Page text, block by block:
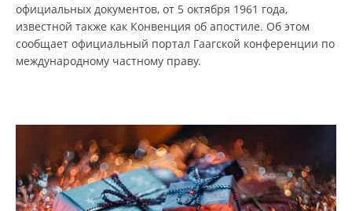
официальных документов, от 5 октября 1961 года,
известной также как Конвенция об апостиле. Об этом
сообщает официальный портал Гаагской конференции по
международному частному праву.